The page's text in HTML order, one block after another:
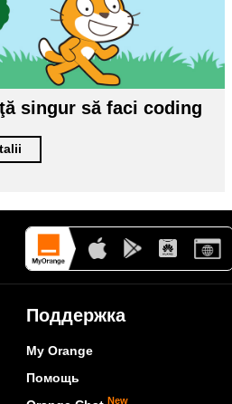
singur să faci coding
Поддержка
My Orange
Помощь
New